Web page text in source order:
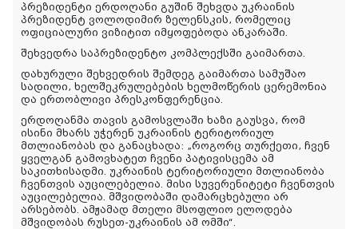
პრეზიდენტი ერდოღანი გუშინ შეხვდა უკრაინის
პრეზიდენტ ვოლოდიმირ ზელენსკის, რომელიც
ოფიციალური ვიზიტით იმყოფებოდა ანკარაში.
შეხვედრა საპრეზიდენტო კომპლექსში გაიმართა.
დახურული შეხვედრის შემდეგ გაიმართა სამუშაო
სადილი, ხელშეკრულებების ხელმოწერის ცერემონია
და ერთობლივი პრესკონფერენცია.
ერდოღანმა თავის გამოსვლაში ხაზი გაუსვა, რომ
ისინი მხარს უჭერენ უკრაინის ტერიტორიულ
მთლიანობას და განაცხადა: „როგორც თურქეთი, ჩვენ
ყველგან გამოვხატეთ ჩვენი პატივისცემა ამ
საკითხისადმი. უკრაინის ტერიტორიული მთლიანობა
ჩვენთვის აუცილებელია. მისი სუვერენიტეტი ჩვენთვის
აუცილებელია. მშვიდობაში დამარცხებული არ
არსებობს. ამჟამად მთელი მსოფლიო ელოდება
მშვიდობას რუსეთ-უკრაინის ამ ომში“.